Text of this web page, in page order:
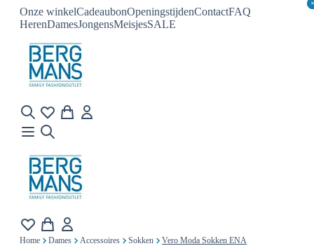
Onze winkelCadeaubonOpeningstijdenContactFAQ
HerenDamesJongensMeisjesSALE
×
×
Home Dames Accessoires Sokken Vero Moda Sokken ENA